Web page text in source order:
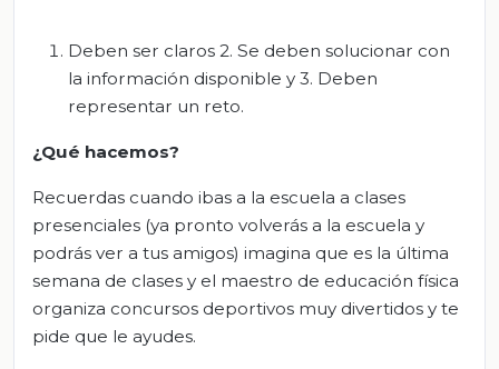
Deben ser claros 2. Se deben solucionar con
la información disponible y 3. Deben
representar un reto.
¿Qué hacemos?
Recuerdas cuando ibas a la escuela a clases
presenciales (ya pronto volverás a la escuela y
podrás ver a tus amigos) imagina que es la última
semana de clases y el maestro de educación física
organiza concursos deportivos muy divertidos y te
pide que le ayudes.